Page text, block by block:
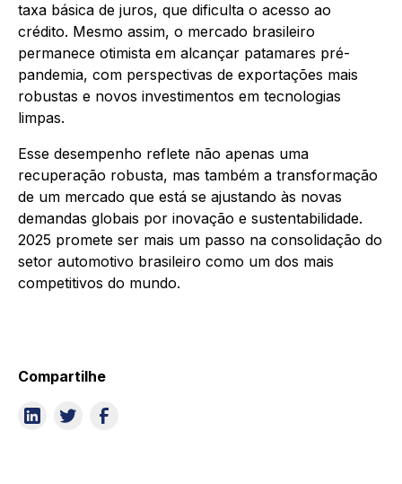
Compartilhe
taxa básica de juros, que dificulta o acesso ao
crédito. Mesmo assim, o mercado brasileiro
permanece otimista em alcançar patamares pré-
pandemia, com perspectivas de exportações mais
robustas e novos investimentos em tecnologias
limpas.
Esse desempenho reflete não apenas uma
recuperação robusta, mas também a transformação
de um mercado que está se ajustando às novas
demandas globais por inovação e sustentabilidade.
2025 promete ser mais um passo na consolidação do
setor automotivo brasileiro como um dos mais
competitivos do mundo.